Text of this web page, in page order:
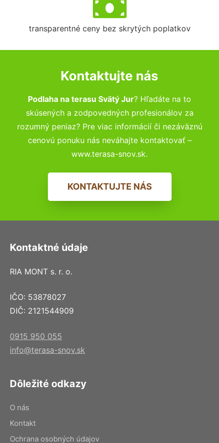
transparentné ceny bez skrytých poplatkov
Kontaktujte nás
Podlaha na terasu Svätý Jur? Hľadáte na to
skúsených a zodpovedných profesionálov za
rozumný peniaz? Pre viac informácií či nezáväznú
cenovú ponuku nás neváhajte kontaktovať –
www.terasa-snov.sk.
KONTAKTUJTE NÁS
Kontaktné údaje
RIA MONT s. r. o.
IČO: 53878027
DIČ: 2121544909
0915 950 055
info@terasa-snov.sk
Dôležité odkazy
O nás
Kontakt
Ochrana osobných údajov